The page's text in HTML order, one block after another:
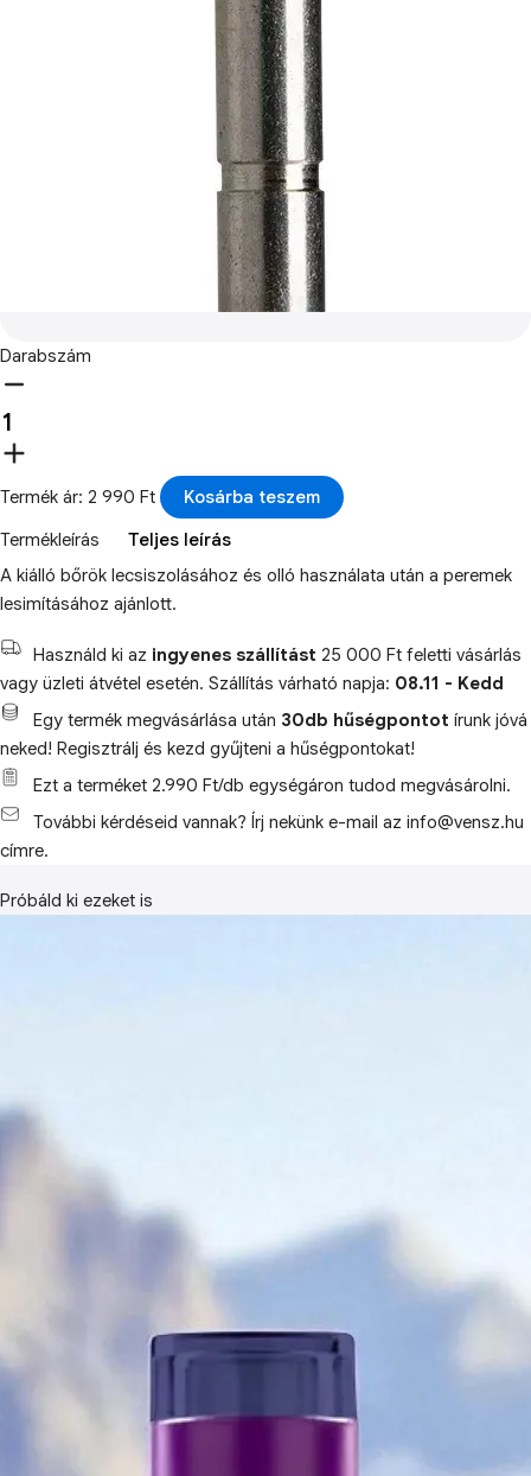
Darabszám
Termék ár: 2 990 Ft
Kosárba teszem
Termékleírás
Teljes leírás
A kiálló bőrök lecsiszolásához és olló használata után a peremek
lesimításához ajánlott.
Használd ki az ingyenes szállítást 25 000 Ft feletti vásárlás
vagy üzleti átvétel esetén. Szállítás várható napja: 08.11 - Kedd
Egy termék megvásárlása után 30db hűségpontot írunk jóvá
neked! Regisztrálj és kezd gyűjteni a hűségpontokat!
Ezt a terméket 2.990 Ft/db egységáron tudod megvásárolni.
További kérdéseid vannak? Írj nekünk e-mail az info@vensz.hu
címre.
Próbáld ki ezeket is